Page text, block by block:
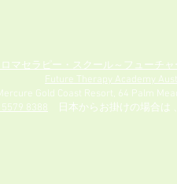
ロマセラピー・スクール～フューチ
Future Therapy Academy
Gold Coast Resort, 64 Palm
8388 日本からお掛けの場合は